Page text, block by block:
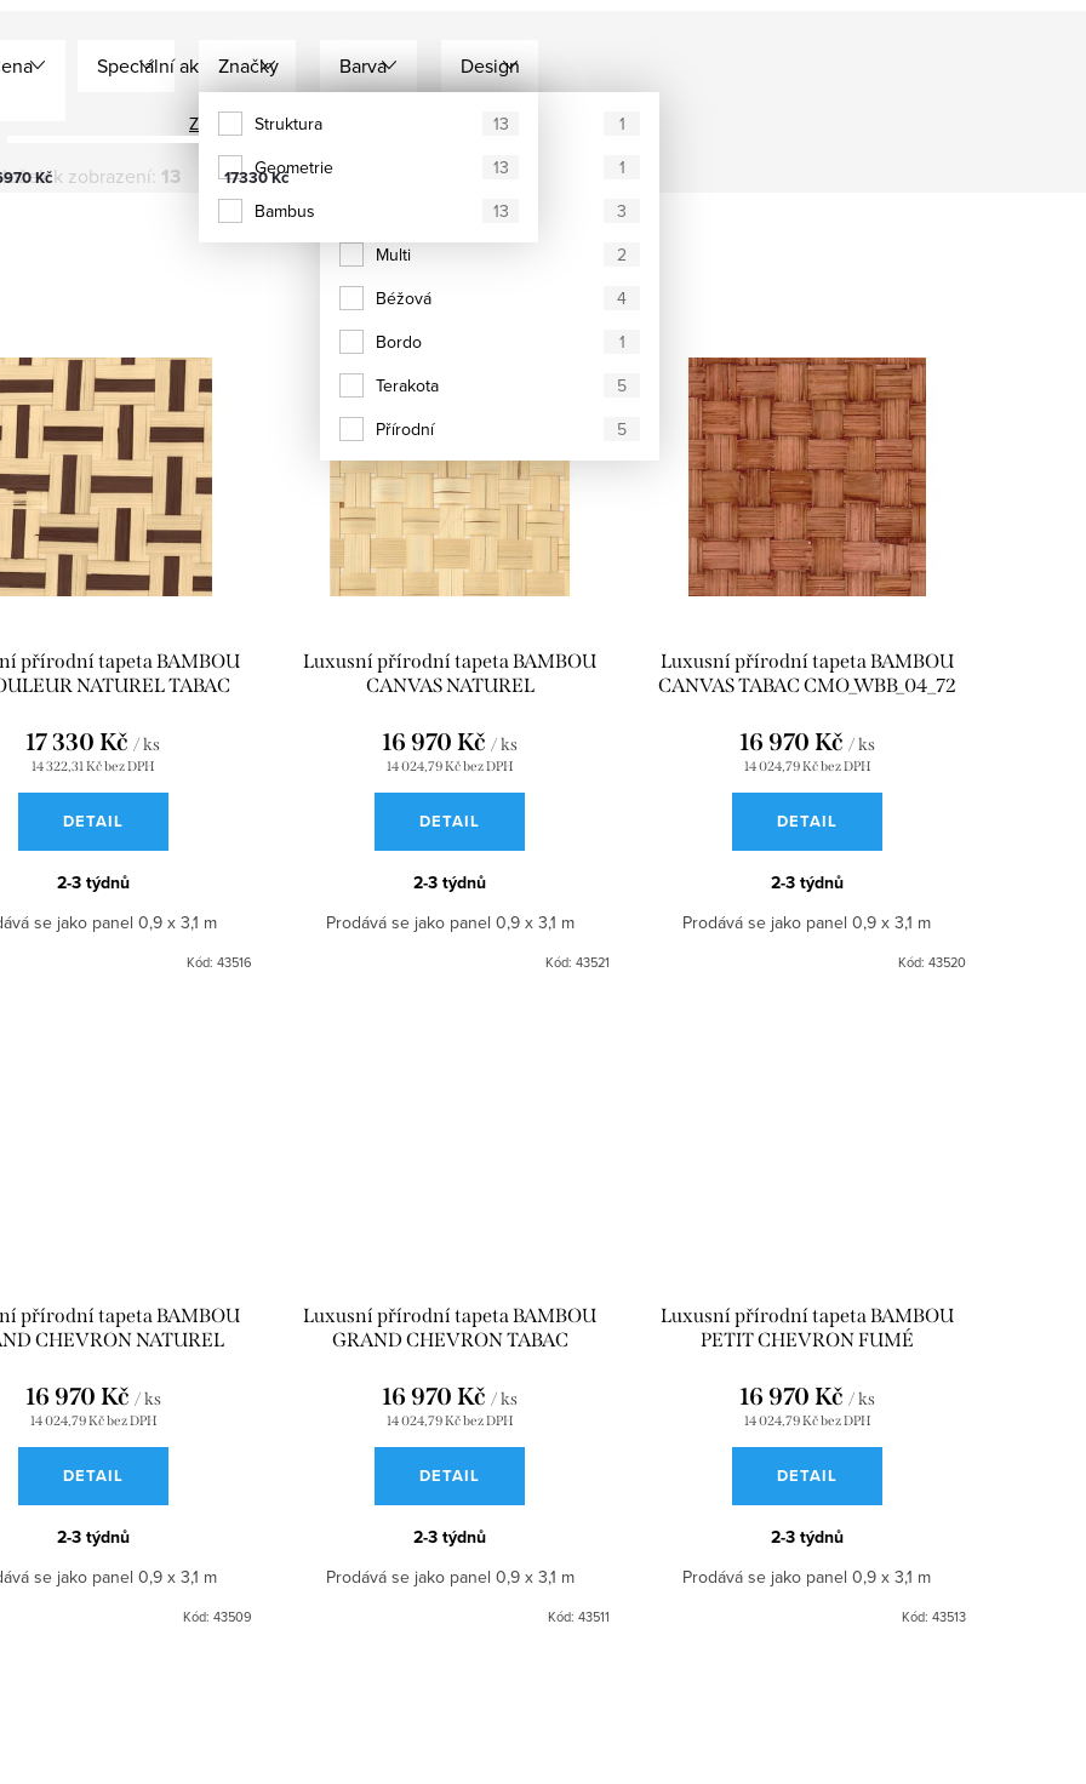
Kč 17330Kč
Speciální akceZnačky
CMO PARIS 13
Barva
1
1
3
Multi
2
Béžová
4
Bordo
1
Terakota
5
Přírodní
5
Design
Struktura
13
Geometrie
13
Bambus
13
Zobrazit všechny filtry
k zobrazení: 13
přírodní tapeta BAMBOU
NATUREL TABAC
14 322,31 Kč bez DPH
17 330 Kč/ ks
DETAIL
2-3 týdnů
se jako panel 0,9 x 3,1 m
Kód: 43516
Luxusní přírodní tapeta BAMBOU
CANVAS NATUREL
14 024,79 Kč bez DPH
16 970 Kč/ ks
DETAIL
2-3 týdnů
Prodává se jako panel 0,9 x 3,1 m
Kód: 43521
Luxusní přírodní tapeta BAMBOU
CANVAS TABAC CMO_WBB_04_72
14 024,79 Kč bez DPH
16 970 Kč / ks
DETAIL
2-3 týdnů
Prodává se jako panel 0,9 x 3,1 m
Kód: 43520
přírodní tapeta BAMBOU
CHEVRON NATUREL
14 024,79 Kč bez DPH
16 970 Kč / ks
DETAIL
2-3 týdnů
se jako panel 0,9 x 3,1 m
Kód: 43509
Luxusní přírodní tapeta BAMBOU
GRAND CHEVRON TABAC
14 024,79 Kč bez DPH
16 970 Kč / ks
DETAIL
2-3 týdnů
Prodává se jako panel 0,9 x 3,1 m
Kód: 43511
Luxusní přírodní tapeta BAMBOU
PETIT CHEVRON FUMÉ
14 024,79 Kč bez DPH
16 970 Kč / ks
DETAIL
2-3 týdnů
Prodává se jako panel 0,9 x 3,1 m
Kód: 43513